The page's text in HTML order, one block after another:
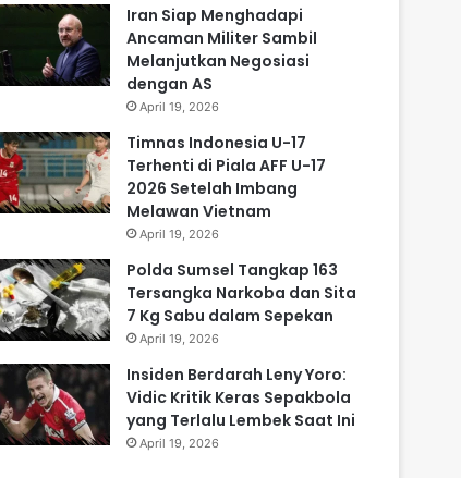
Iran Siap Menghadapi
Ancaman Militer Sambil
Melanjutkan Negosiasi
dengan AS
April 19, 2026
Timnas Indonesia U-17
Terhenti di Piala AFF U-17
2026 Setelah Imbang
Melawan Vietnam
April 19, 2026
Polda Sumsel Tangkap 163
Tersangka Narkoba dan Sita
7 Kg Sabu dalam Sepekan
April 19, 2026
Insiden Berdarah Leny Yoro:
Vidic Kritik Keras Sepakbola
yang Terlalu Lembek Saat Ini
April 19, 2026